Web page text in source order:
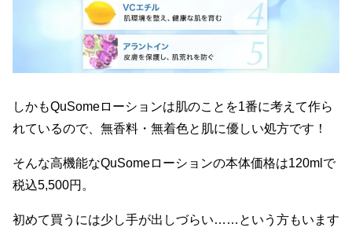
しかもQuSomeローションは肌のことを1番に考えて作ら
れているので、無香料・無着色と肌に優しい処方です！
そんな高機能なQuSomeローションの本体価格は120mlで
税込5,500円。
初めて買うには少し手が出しづらい……という方もいます